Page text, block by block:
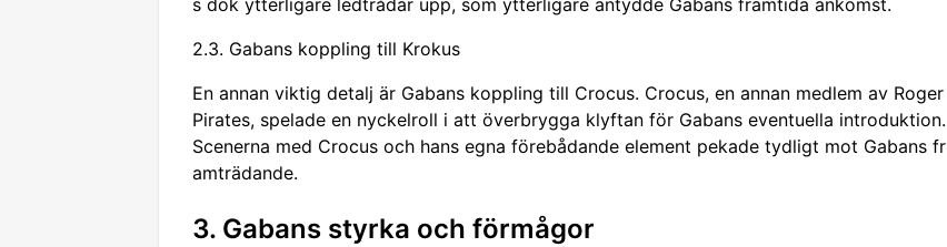
s dök ytterligare ledtrådar upp, som ytterligare antydde Gabans framtida ankomst.
2.3. Gabans koppling till Krokus
En annan viktig detalj är Gabans koppling till Crocus. Crocus, en annan medlem av Roger
Pirates, spelade en nyckelroll i att överbrygga klyftan för Gabans eventuella introduktion.
Scenerna med Crocus och hans egna förebådande element pekade tydligt mot Gabans fr
amträdande.
3. Gabans styrka och förmågor